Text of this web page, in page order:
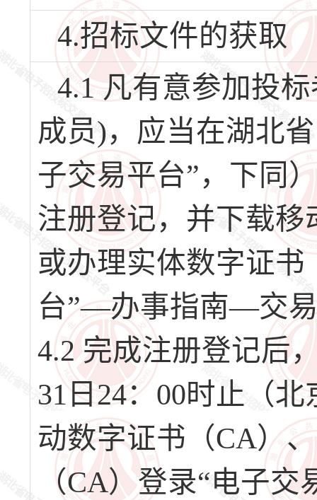
4.招标文件的获取
4.1 凡有意参加投
成员)，应当在湖北
子交易平台”，下同
注册登记，并下载
或办理实体数字证
台”—办事指南—交
4.2 完成注册登记后
31日24：00时止（
动数字证书（CA）
（CA）登录“电子